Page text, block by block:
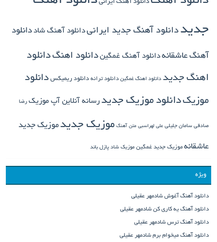
دانلود آهنگ ایرانی
جدید دانلود آهنگ جدید ایرانیدانلود آهنگ شاد دانلود
آهنگ عاشقانهدانلود آهنگ غمگیندانلود اهنگ دانلود
اهنگ جدید دانلود اهنگ غمگین دانلود ترانه دانلود ریمیکس دانلود
موزیکدانلود موزیک جدید رسانه آنلاین آپ موزیک رضا
صادقی سامان جلیلی علی لهراسبی متن آهنگ موزیک جدید موزیک جدید
عاشقانه موزیک جدید غمگین موزیک شاد پازل باند
ویژه
دانلود آهنگ آغوش شادمهر عقیلی
دانلود آهنگ یه کاری کن شادمهر عقیلی
دانلود آهنگ ترس شادمهر عقیلی
دانلود آهنگ میخوام برم شادمهر عقیلی